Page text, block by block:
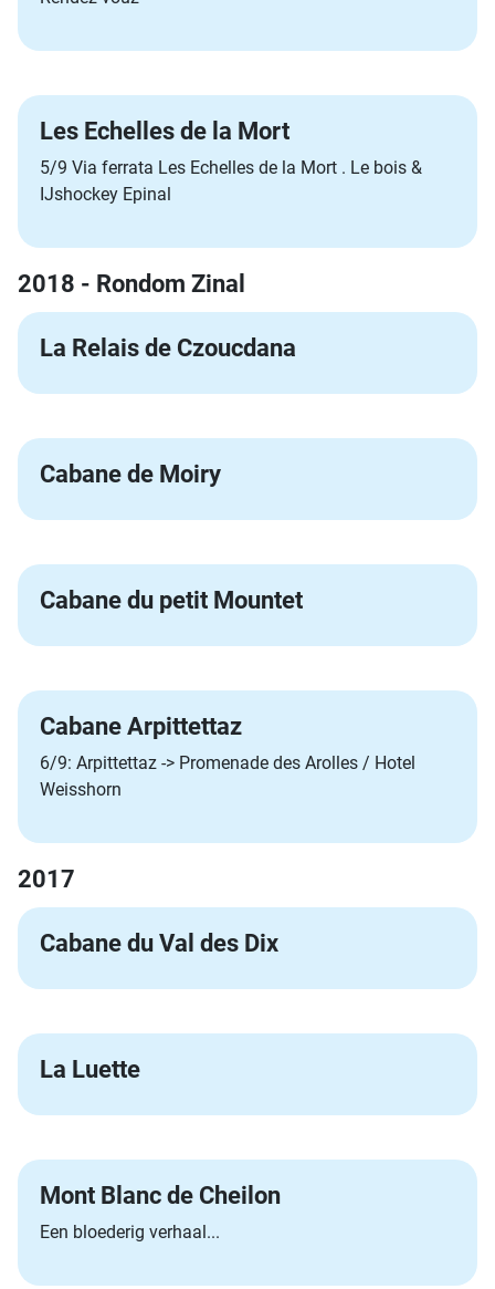
Les Echelles de la Mort
5/9 Via ferrata Les Echelles de la Mort . Le bois &
IJshockey Epinal
2018 - Rondom Zinal
La Relais de Czoucdana
Cabane de Moiry
Cabane du petit Mountet
Cabane Arpittettaz
6/9: Arpittettaz -> Promenade des Arolles / Hotel
Weisshorn
2017
Cabane du Val des Dix
La Luette
Mont Blanc de Cheilon
Een bloederig verhaal...